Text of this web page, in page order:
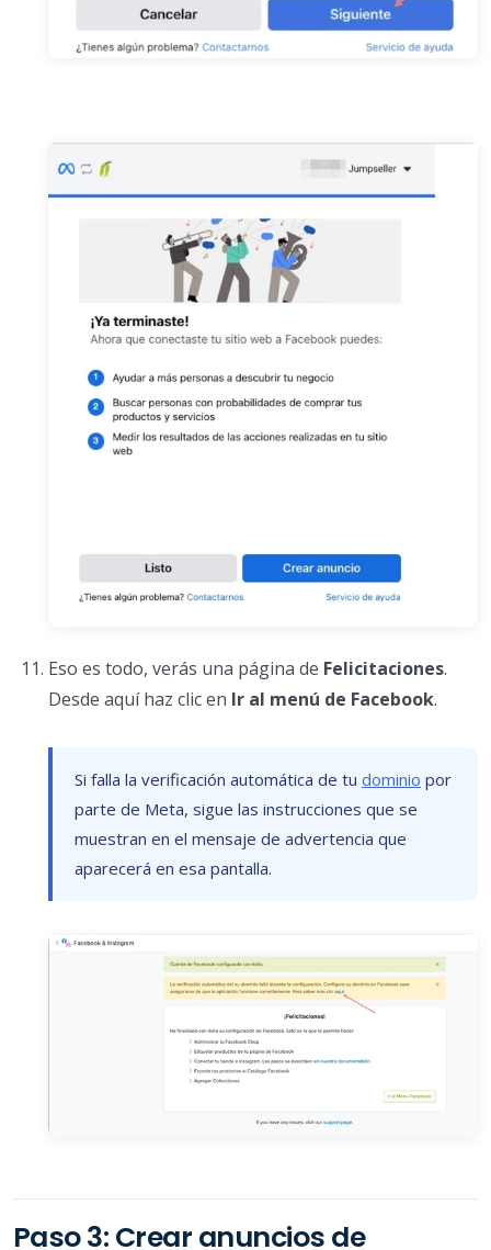
Eso es todo, verás una página de Felicitaciones.
Desde aquí haz clic en Ir al menú de Facebook.
Si falla la verificación automática de tu dominio por
parte de Meta, sigue las instrucciones que se
muestran en el mensaje de advertencia que
aparecerá en esa pantalla.
Paso 3: Crear anuncios de